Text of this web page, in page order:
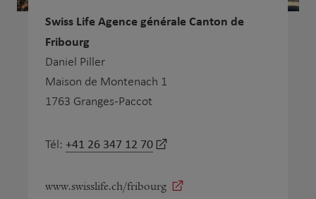
Swiss Life Agence générale Canton de
Fribourg
Daniel Piller
Maison de Montenach 1
1763 Granges-Paccot
Tél: +41 26 347 12 70
www.swisslife.ch/fribourg